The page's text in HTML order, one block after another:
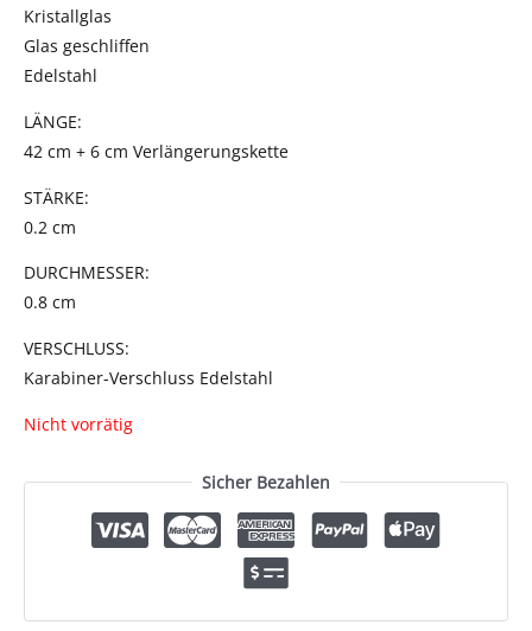
Kristallglas
Glas geschliffen
Edelstahl
LÄNGE:
42 cm + 6 cm Verlängerungskette
STÄRKE:
0.2 cm
DURCHMESSER:
0.8 cm
VERSCHLUSS:
Karabiner-Verschluss Edelstahl
Nicht vorrätig
Sicher Bezahlen